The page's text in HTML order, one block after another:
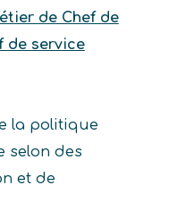
de Chef de
de service
la politique
selon des
et de